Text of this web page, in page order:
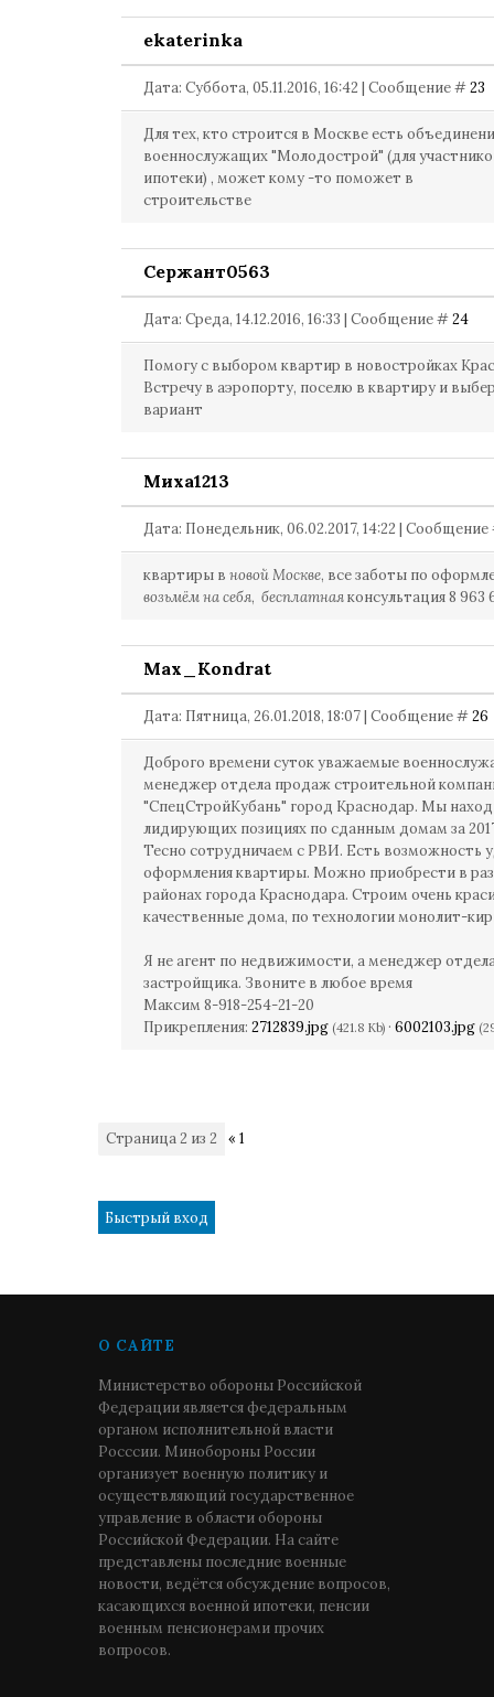
ekaterinka
Дата: Суббота, 05.11.2016, 16:42 | Сообщение #23
Для тех, кто строится в Москве есть
военнослужащих "Молодострой" (для
ипотеки) , может кому -то поможет в
строительстве
Сержант0563
Дата: Среда, 14.12.2016, 16:33 | Сообщение #24
Помогу с выбором квартир в новостройках
Встречу в аэропорту, поселю в квартиру и
вариант
Миха1213
Дата: Понедельник, 06.02.2017, 14:22 |
квартиры в новой Москве, все заботы по
возьмём на себя, бесплатнаяконсультация 8 963
Max_Kondrat
Дата: Пятница, 26.01.2018, 18:07 | Сообщение #26
Доброго времени суток уважаемые
менеджер отдела продаж строительной
"СпецСтройКубань" город Краснодар. Мы
лидирующих позициях по сданным домам за
Тесно сотрудничаем с РВИ. Есть возможность
оформления квартиры. Можно приобрести в
районах города Краснодара. Строим очень
качественные дома, по технологии монолит-
Я не агент по недвижимости, а менеджер
застройщика. Звоните в любое время
Максим 8-918-254-21-20
Прикрепления: 2712839.jpg (421.8 Kb) · 6002103.jpg
Страница2 из 2 « 1
О САЙТЕ
Министерство обороны Российской
Федерации является федеральным
органом исполнительной власти
Росссии. Минобороны России
организует военную политику и
осуществляющий государственное
управление в области обороны
Российской Федерации. На сайте
представлены последние военные
новости, ведётся обсуждение вопросов,
касающихся военной ипотеки, пенсии
военным пенсионерами прочих
вопросов.